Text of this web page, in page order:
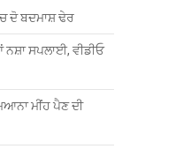
ਦੋ ਬਦਮਾਸ਼ ਢੇਰ
ਸਪਲਾਈ, ਵੀਡੀਓ
ਮੀਂਹ ਪੈਣ ਦੀ